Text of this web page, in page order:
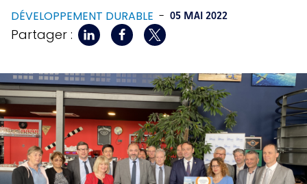
DÉVELOPPEMENT DURABLE - 05 MAI 2022
Partager :